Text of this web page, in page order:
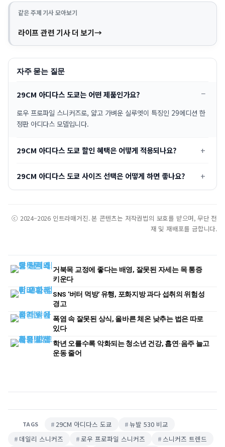
같은 주제 기사 모아보기
라이프 관련 기사 더 보기
자주 묻는 질문
29CM 아디다스 도쿄는 어떤 제품인가요?
로우 프로파일 스니커즈로, 얇고 가벼운 실루엣이 특징인 29에디션 한
정판 아디다스 모델입니다.
29CM 아디다스 도쿄 할인 혜택은 어떻게 적용되나요?
29CM 아디다스 도쿄 사이즈 선택은 어떻게 하면 좋나요?
ⓒ 2024–2026 인트라매거진. 본 콘텐츠는 저작권법의 보호를 받으며, 무단 전
재 및 재배포를 금합니다.
거북목 교정에 좋다는 배영, 잘못된 자세는 목 통증
키운다
SNS '버터 먹방' 유행, 포화지방 과다 섭취의 위험성
경고
폭염 속 잘못된 상식, 올바른 체온 낮추는 법은 따로
있다
학년 오를수록 악화되는 청소년 건강, 흡연·음주 늘고
운동 줄어
TAGS 29CM 아디다스 도쿄
뉴발 530 비교
데일리 스니커즈
로우 프로파일 스니커즈
스니커즈 트렌드